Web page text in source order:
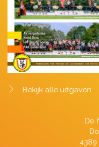
Bekijk alle uitgaven
De
4389